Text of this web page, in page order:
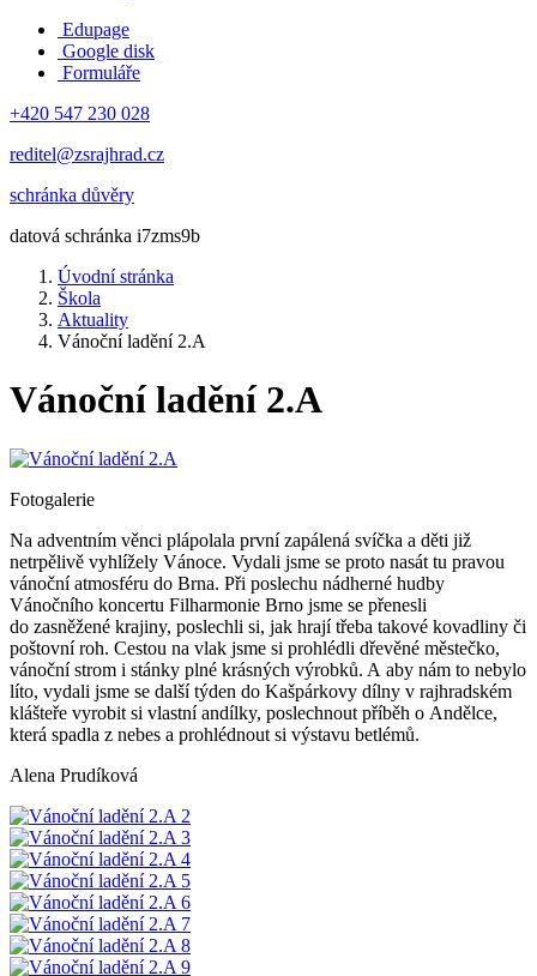
Edupage
Google disk
Formuláře
+420 547 230 028
reditel@zsrajhrad.cz
schránka důvěry
datová schránka i7zms9b
Úvodní stránka
Škola
Aktuality
Vánoční ladění 2.A
Vánoční ladění 2.A
Fotogalerie
Na adventním věnci plápolala první zapálená svíčka a děti již
netrpělivě vyhlížely Vánoce. Vydali jsme se proto nasát tu pravou
vánoční atmosféru do Brna. Při poslechu nádherné hudby
Vánočního koncertu Filharmonie Brno jsme se přenesli
do zasněžené krajiny, poslechli si, jak hrají třeba takové kovadliny či
poštovní roh. Cestou na vlak jsme si prohlédli dřevěné městečko,
vánoční strom i stánky plné krásných výrobků. A aby nám to nebylo
líto, vydali jsme se další týden do Kašpárkovy dílny v rajhradském
klášteře vyrobit si vlastní andílky, poslechnout příběh o Andělce,
která spadla z nebes a prohlédnout si výstavu betlémů.
Alena Prudíková